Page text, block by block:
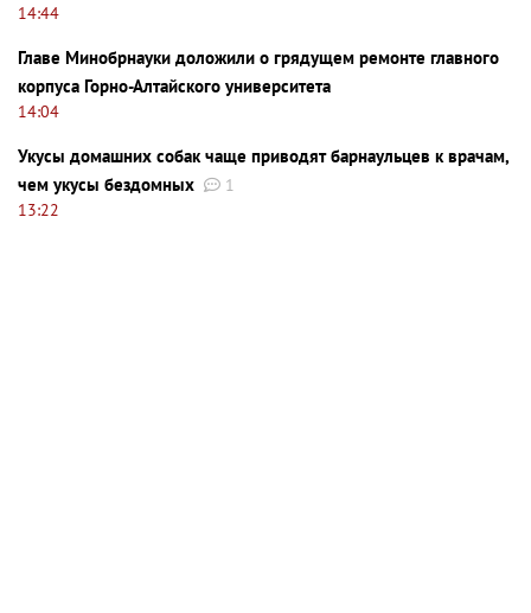
14:44
Главе Минобрнауки доложили о грядущем ремонте главного
корпуса Горно-Алтайского университета
14:04
Укусы домашних собак чаще приводят барнаульцев к врачам,
чем укусы бездомных
1
13:22